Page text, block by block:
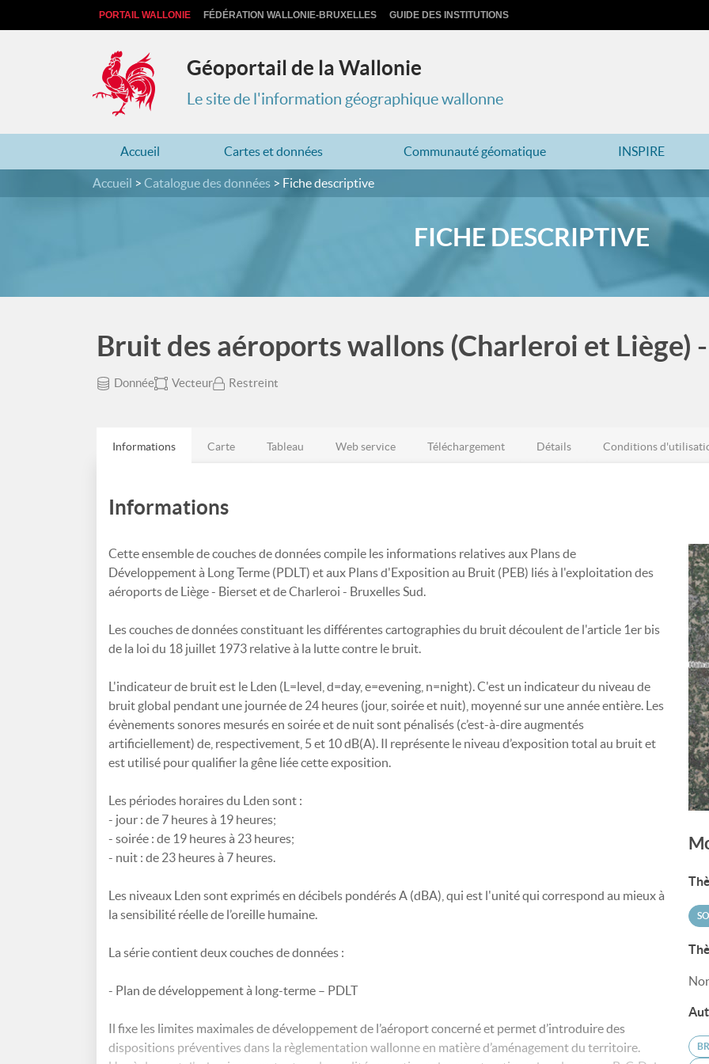
PORTAIL WALLONIE FÉDÉRATION WALLONIE-BRUXELLES GUIDE DES INSTITUTIONS
Géoportail de la Wallonie
Le site de l'information géographique wallonne
Accueil Cartes et données Communauté géomatique INSPIRE
Accueil Catalogue des données Fiche descriptive
FICHE DESCRIPTIVE
Bruit des aéroports wallons (Charleroi et Liège)
Donnée Vecteur Restreint
Informations Carte Tableau Web service Téléchargement Détails Conditions
Informations
Cette ensemble de couches de données compile les informations relatives aux Plans de
Développement à Long Terme (PDLT) et aux Plans d'Exposition au Bruit (PEB) liés à l'exploitation des
aéroports de Liège - Bierset et de Charleroi - Bruxelles Sud.
Les couches de données constituant les différentes cartographies du bruit découlent de l'article 1er bis
de la loi du 18 juillet 1973 relative à la lutte contre le bruit.
L'indicateur de bruit est le Lden (L=level, d=day, e=evening, n=night). C'est un indicateur du niveau de
bruit global pendant une journée de 24 heures (jour, soirée et nuit), moyenné sur une année entière. Les
évènements sonores mesurés en soirée et de nuit sont pénalisés (c’est-à-dire augmentés
artificiellement) de, respectivement, 5 et 10 dB(A). Il représente le niveau d’exposition total au bruit et
est utilisé pour qualifier la gêne liée cette exposition.
Les périodes horaires du Lden sont :
- jour : de 7 heures à 19 heures;
- soirée : de 19 heures à 23 heures;
- nuit : de 23 heures à 7 heures.
Les niveaux Lden sont exprimés en décibels pondérés A (dBA), qui est l'unité qui correspond au mieux à
la sensibilité réelle de l’oreille humaine.
La série contient deux couches de données :
- Plan de développement à long-terme – PDLT
Il fixe les limites maximales de développement de l’aéroport concerné et permet d’introduire des
dispositions préventives dans la règlementation wallonne en matière d’aménagement du territoire.